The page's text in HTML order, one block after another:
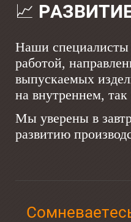
📈
Наши специалисты
работой,
выпускаемых
на внутреннем,
Мы уверены в
развитию